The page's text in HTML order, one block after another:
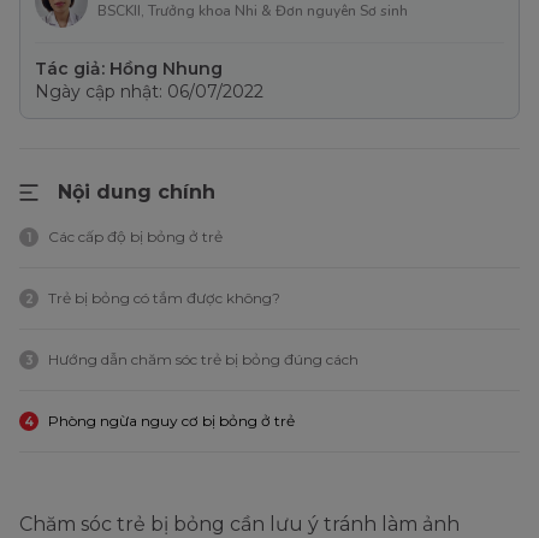
BSCKII, Trưởng khoa Nhi & Đơn nguyên Sơ sinh
Tác giả: Hồng Nhung
Ngày cập nhật: 06/07/2022
Nội dung chính
1 Các cấp độ bị bỏng ở trẻ
2 Trẻ bị bỏng có tắm được không?
3 Hướng dẫn chăm sóc trẻ bị bỏng đúng cách
4 Phòng ngừa nguy cơ bị bỏng ở trẻ
Chăm sóc trẻ bị bỏng cần lưu ý tránh làm ảnh